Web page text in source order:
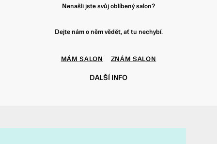
Nenašli jste svůj oblíbený salon?
Dejte nám o něm vědět, ať tu nechybí.
MÁM SALON ZNÁM SALON
DALŠÍ INFO